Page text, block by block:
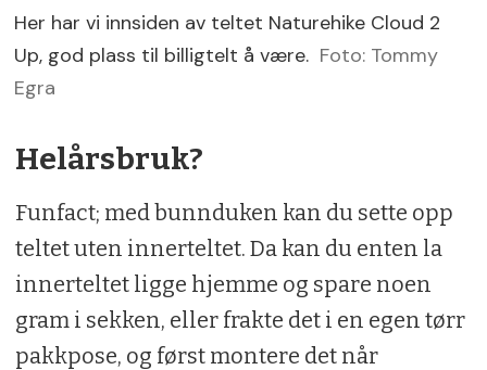
Her har vi innsiden av teltet Naturehike Cloud 2
Up, god plass til billigtelt å være. Foto: Tommy
Egra
Helårsbruk?
Funfact; med bunnduken kan du sette opp
teltet uten innerteltet. Da kan du enten la
innerteltet ligge hjemme og spare noen
gram i sekken, eller frakte det i en egen tørr
pakkpose, og først montere det når